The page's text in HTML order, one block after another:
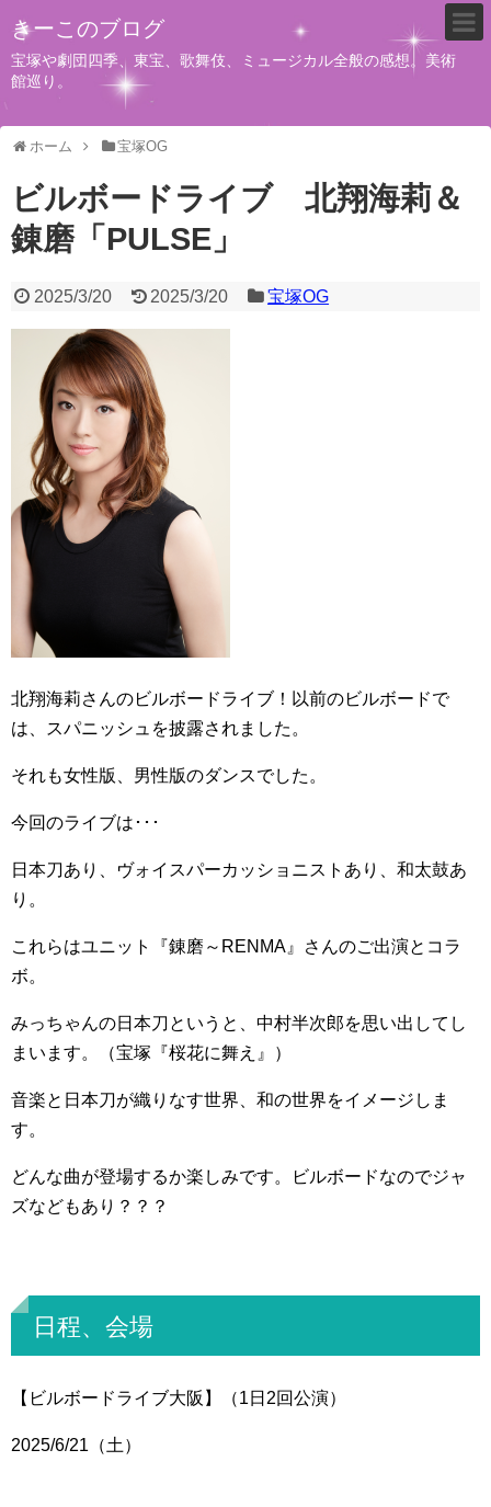
きーこのブログ
宝塚や劇団四季、東宝、歌舞伎、ミュージカル全般の感想。美術
館巡り。
ホーム 宝塚OG
ビルボードライブ 北翔海莉＆
錬磨「PULSE」
2025/3/20 2025/3/20 宝塚OG
北翔海莉さんのビルボードライブ！以前のビルボードで
は、スパニッシュを披露されました。
それも女性版、男性版のダンスでした。
今回のライブは･･･
日本刀あり、ヴォイスパーカッショニストあり、和太鼓あ
り。
これらはユニット『錬磨～RENMA』さんのご出演とコラ
ボ。
みっちゃんの日本刀というと、中村半次郎を思い出してし
まいます。（宝塚『桜花に舞え』）
音楽と日本刀が織りなす世界、和の世界をイメージしま
す。
どんな曲が登場するか楽しみです。ビルボードなのでジャ
ズなどもあり？？？
日程、会場
【ビルボードライブ大阪】（1日2回公演）
2025/6/21（土）